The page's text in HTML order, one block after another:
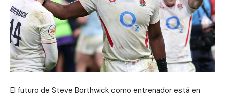
El futuro de Steve Borthwick como entrenador está en